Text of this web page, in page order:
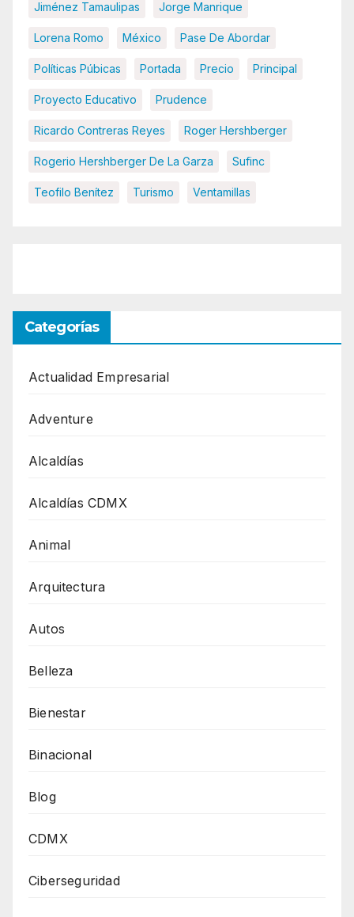
Jiménez Tamaulipas Jorge Manrique
Lorena Romo México Pase De Abordar
Políticas Púbicas Portada Precio Principal
Proyecto Educativo Prudence
Ricardo Contreras Reyes Roger Hershberger
Rogerio Hershberger De La Garza Sufinc
Teofilo Benítez Turismo Ventamillas
Categorías
Actualidad Empresarial
Adventure
Alcaldías
Alcaldías CDMX
Animal
Arquitectura
Autos
Belleza
Bienestar
Binacional
Blog
CDMX
Ciberseguridad